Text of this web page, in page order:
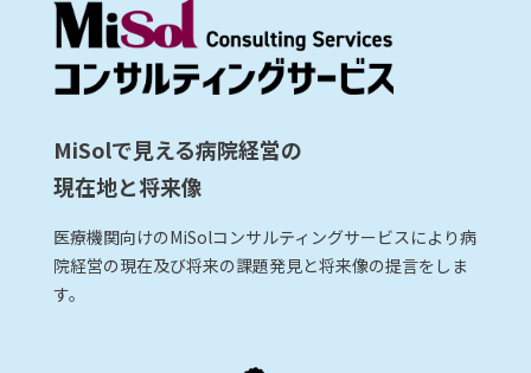
MiSolで見える病院経営の
現在地と将来像
医療機関向けのMiSolコンサルティングサービスにより病
院経営の現在及び将来の課題発見と将来像の提言をしま
す。